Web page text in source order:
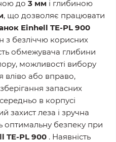
до 3 мм і глибиною
, що дозволяє працювати
Einhell TE-PL 900
з безліччю корисних
обмежувача глибини
можливості вибору
або вправо,
запасних
в корпусі
захист леза і зручна
оптимальну безпеку при
TE-PL 900 . Наявність